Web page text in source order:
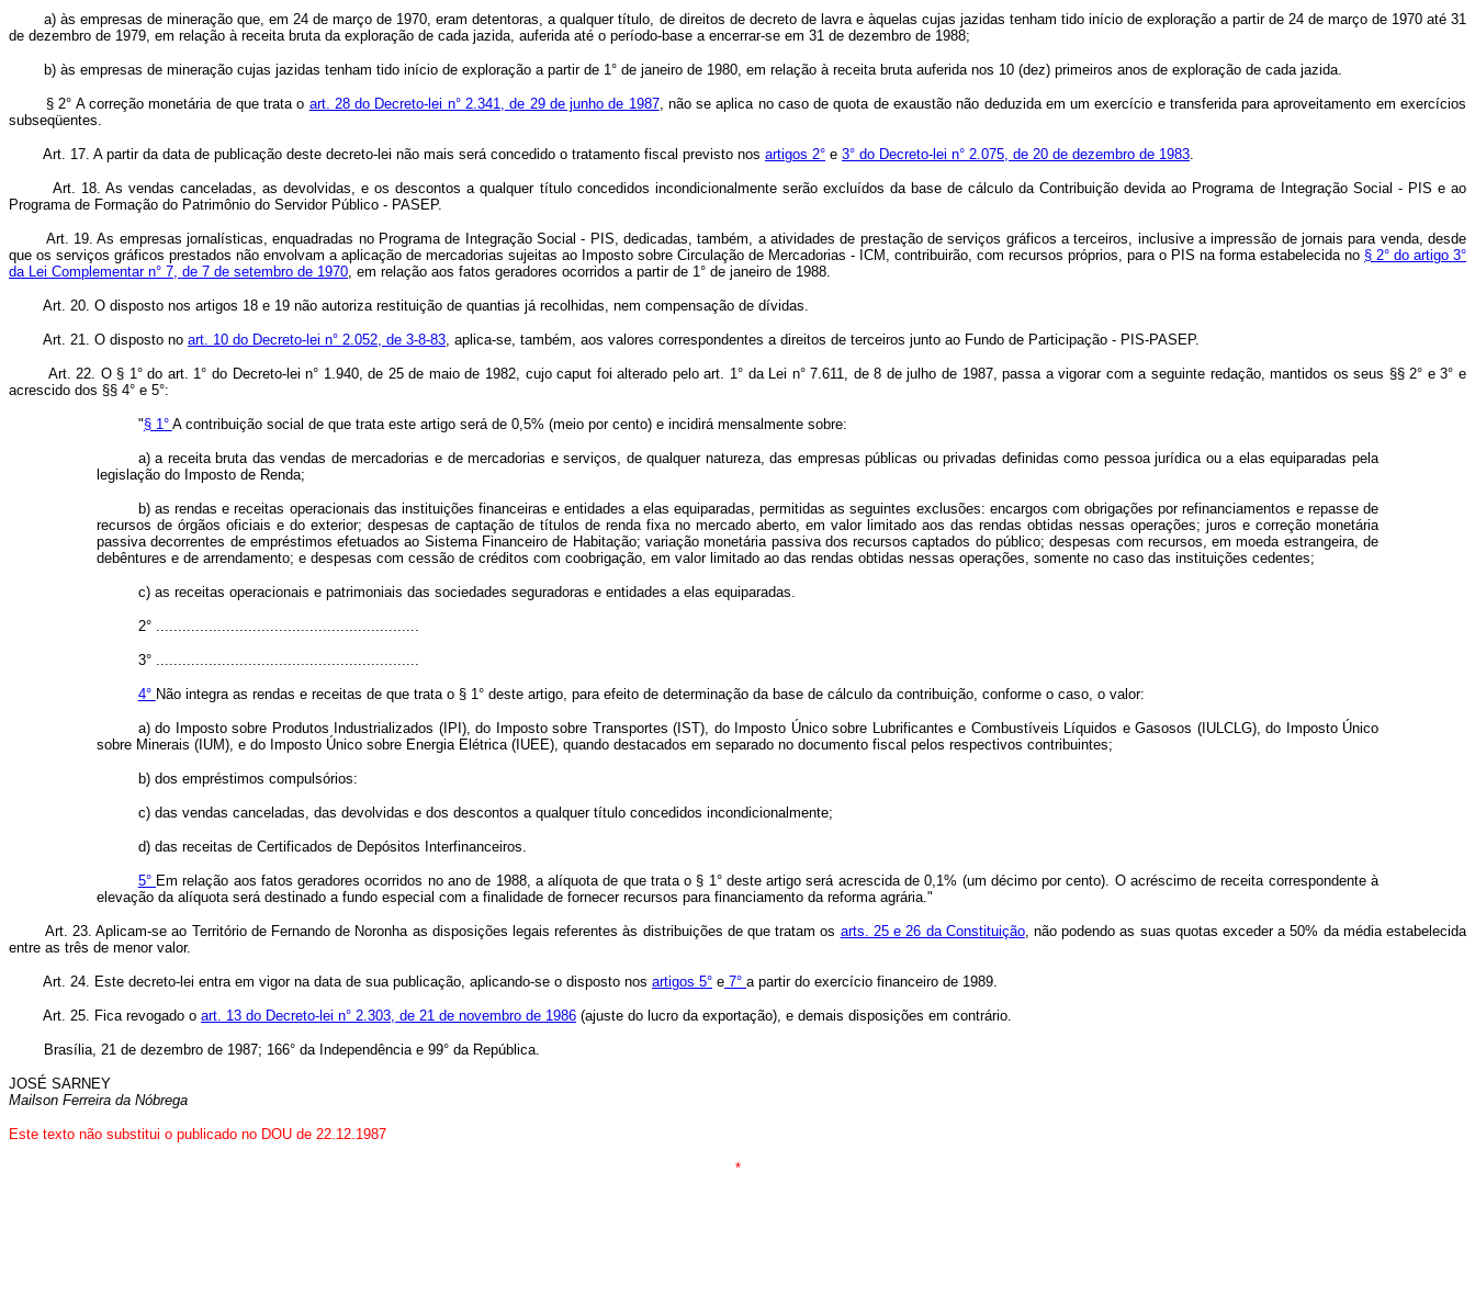
a) às empresas de mineração que, em 24 de março de 1970, eram detentoras, a qualquer título, de direitos de decreto de lavra e àquelas cujas jazidas tenham tido início de exploração a partir de 24 de março de 1970 até 31
de dezembro de 1979, em relação à receita bruta da exploração de cada jazida, auferida até o período-base a encerrar-se em 31 de dezembro de 1988;
b) às empresas de mineração cujas jazidas tenham tido início de exploração a partir de 1° de janeiro de 1980, em relação à receita bruta auferida nos 10 (dez) primeiros anos de exploração de cada jazida.
§ 2° A correção monetária de que trata o art. 28 do Decreto-lei n° 2.341, de 29 de junho de 1987, não se aplica no caso de quota de exaustão não deduzida em um exercício e transferida para aproveitamento em exercícios
subseqüentes.
Art. 17. A partir da data de publicação deste decreto-lei não mais será concedido o tratamento fiscal previsto nos artigos 2° e 3° do Decreto-lei n° 2.075, de 20 de dezembro de 1983
Art. 18. As vendas canceladas, as devolvidas, e os descontos a qualquer título concedidos incondicionalmente serão excluídos da base de cálculo da Contribuição devida ao Programa de Integração Social - PIS e ao
Programa de Formação do Patrimônio do Servidor Público - PASEP.
Art. 19. As empresas jornalísticas, enquadradas no Programa de Integração Social - PIS, dedicadas, também, a atividades de prestação de serviços gráficos a terceiros, inclusive a impressão de jornais para venda, desde
que os serviços gráficos prestados não envolvam a aplicação de mercadorias sujeitas ao Imposto sobre Circulação de Mercadorias - ICM, contribuirão, com recursos próprios, para o PIS na forma estabelecida no § 2° do artigo 3°
da Lei Complementar n° 7, de 7 de setembro de 1970 , em relação aos fatos geradores ocorridos a partir de 1° de janeiro de 1988.
Art. 20. O disposto nos artigos 18 e 19 não autoriza restituição de quantias já recolhidas, nem compensação de dívidas.
Art. 21. O disposto no art. 10 do Decreto-lei n° 2.052, de 3-8-83 , aplica-se, também, aos valores correspondentes a direitos de terceiros junto ao Fundo de Participação - PIS-PASEP.
Art. 22. O § 1° do art. 1° do Decreto-lei n° 1.940, de 25 de maio de 1982, cujo caput foi alterado pelo art. 1° da Lei n° 7.611, de 8 de julho de 1987, passa a vigorar com a seguinte redação, mantidos os seus §§ 2° e 3° e
acrescido dos §§ 4° e 5°:
"§ 1° A contribuição social de que trata este artigo será de 0,5% (meio por cento) e incidirá mensalmente sobre:
a) a receita bruta das vendas de mercadorias e de mercadorias e serviços, de qualquer natureza, das empresas públicas ou privadas definidas como pessoa jurídica ou a elas equiparadas pela
legislação do Imposto de Renda;
b) as rendas e receitas operacionais das instituições financeiras e entidades a elas equiparadas, permitidas as seguintes exclusões: encargos com obrigações por refinanciamentos e repasse de
recursos de órgãos oficiais e do exterior; despesas de captação de títulos de renda fixa no mercado aberto, em valor limitado aos das rendas obtidas nessas operações; juros e correção monetária
passiva decorrentes de empréstimos efetuados ao Sistema Financeiro de Habitação; variação monetária passiva dos recursos captados do público; despesas com recursos, em moeda estrangeira, de
debêntures e de arrendamento; e despesas com cessão de créditos com coobrigação, em valor limitado ao das rendas obtidas nessas operações, somente no caso das instituições cedentes;
c) as receitas operacionais e patrimoniais das sociedades seguradoras e entidades a elas equiparadas.
2° ............................................................
3° ............................................................
4° Não integra as rendas e receitas de que trata o § 1° deste artigo, para efeito de determinação da base de cálculo da contribuição, conforme o caso, o valor:
a) do Imposto sobre Produtos Industrializados (IPI), do Imposto sobre Transportes (IST), do Imposto Único sobre Lubrificantes e Combustíveis Líquidos e Gasosos (IULCLG), do Imposto Único
sobre Minerais (IUM), e do Imposto Único sobre Energia Elétrica (IUEE), quando destacados em separado no documento fiscal pelos respectivos contribuintes;
b) dos empréstimos compulsórios:
c) das vendas canceladas, das devolvidas e dos descontos a qualquer título concedidos incondicionalmente;
d) das receitas de Certificados de Depósitos Interfinanceiros.
5° Em relação aos fatos geradores ocorridos no ano de 1988, a alíquota de que trata o § 1° deste artigo será acrescida de 0,1% (um décimo por cento). O acréscimo de receita correspondente à
elevação da alíquota será destinado a fundo especial com a finalidade de fornecer recursos para financiamento da reforma agrária."
Art. 23. Aplicam-se ao Território de Fernando de Noronha as disposições legais referentes às distribuições de que tratam os arts. 25 e 26 da Constituição, não podendo as suas quotas exceder a 50% da média estabelecida
entre as três de menor valor.
Art. 24. Este decreto-lei entra em vigor na data de sua publicação, aplicando-se o disposto nos artigos 5° e 7° a partir do exercício financeiro de 1989.
Art. 25. Fica revogado o art. 13 do Decreto-lei n° 2.303, de 21 de novembro de 1986 (ajuste do lucro da exportação), e demais disposições em contrário.
Brasília, 21 de dezembro de 1987; 166° da Independência e 99° da República.
JOSÉ SARNEY
Mailson Ferreira da Nóbrega
Este texto não substitui o publicado no DOU de 22.12.1987
*